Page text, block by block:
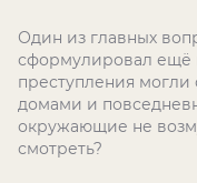
Один из главных
сформулировал ещё
преступления
домами и
окружающие не
смотреть?